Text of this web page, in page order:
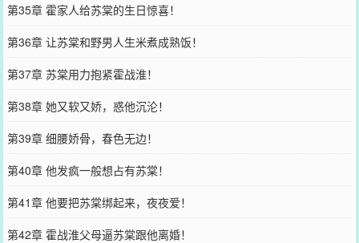
第35章 霍家人给苏棠的生日惊喜！
第36章 让苏棠和野男人生米煮成熟饭！
第37章 苏棠用力抱紧霍战淮！
第38章 她又软又娇，惑他沉沦！
第39章 细腰娇骨，春色无边！
第40章 他发疯一般想占有苏棠！
第41章 他要把苏棠绑起来，夜夜爱！
第42章 霍战淮父母逼苏棠跟他离婚！